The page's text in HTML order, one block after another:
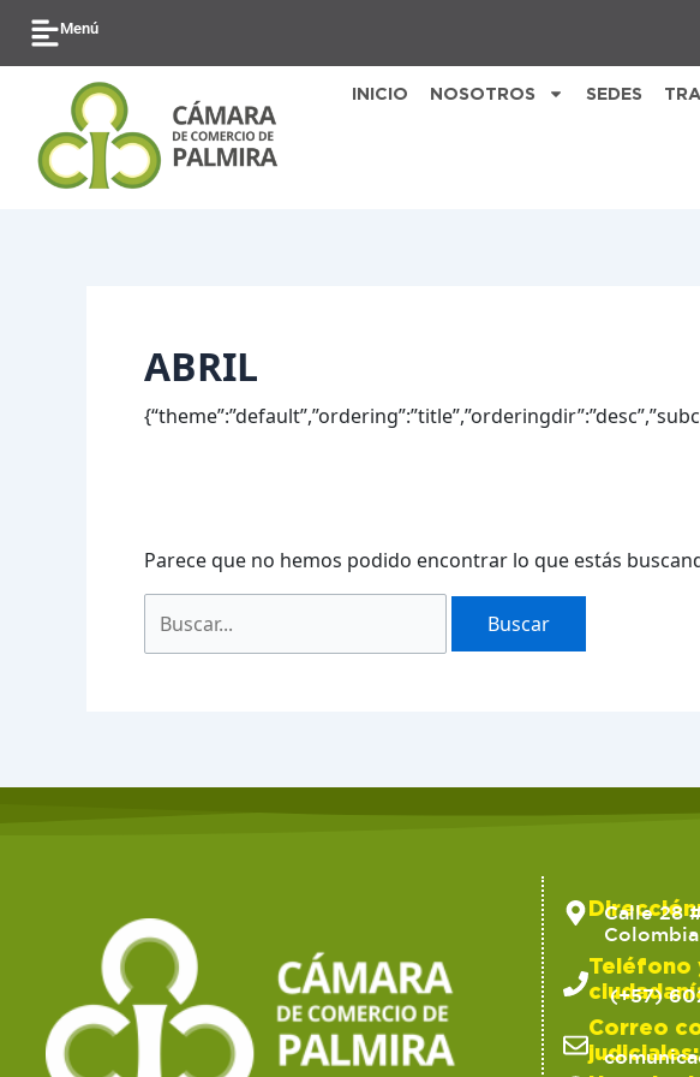
contenido
Menú
INICIO NOSOTROS SEDES
ABRIL
Parece que no hemos podido encontrar lo que estás
Calle 28
Colombia
Teléfono
(+57)
Correo
judiciales: